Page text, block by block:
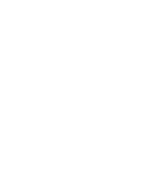
Jorge
proclama